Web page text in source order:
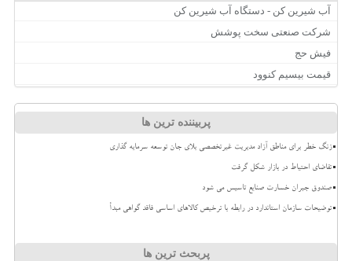
آب شیرین کن - دستگاه آب شیرین کن
شرکت صنعتی سخت پوشش
فیش حج
قیمت بیسیم کنوود
پربیننده ترین ها
زنگ خطر برای مناطق آزاد مدیریت غیرتخصصی بلای جان توسعه سرمایه گذاری
تقاضای احتیاط در بازار شکل گرفت
صندوق جبران خسارت صنایع تاسیس می شود
توضیحات سازمان استاندارد در رابطه با ترخیص کالاهای اساسی فاقد گواهی مبدأ
پربحث ترین ها